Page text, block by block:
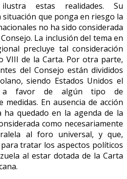
estas realidades. Su
que ponga en riesgo la
no ha sido considerada
La inclusión del tema en
precluye tal consideración
VIII de la Carta. Por otra parte,
del Consejo están divididos
siendo Estados Unidos el
a favor de algún tipo de
En ausencia de acción
quedado en la agenda de la
como necesariamente
al foro universal, y que,
tratar los aspectos políticos
al estar dotada de la Carta